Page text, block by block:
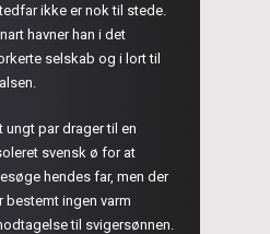
ikke er nok til stede.
havner han i det
selskab og i lort til
ungt par drager til en
svensk ø for at
hendes far, men der
bestemt ingen varm
til svigersønnen.